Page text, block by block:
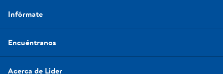
Infórmate
Encuéntranos
Acerca de Lider